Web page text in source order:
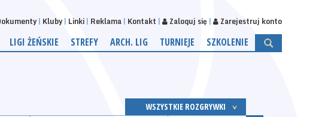
Kluby Linki Reklama Kontakt Zaloguj się Zarejestruj konto
LIGI ŻEŃSKIE STREFY ARCH. LIG TURNIEJE SZKOLENIE
WSZYSTKIE ROZGRYWKI